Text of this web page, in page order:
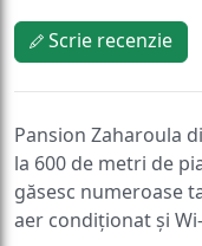
Scrie recenzie
Pansion Zaharoula
la 600 de metri de
găsesc numeroase
aer condiționat și